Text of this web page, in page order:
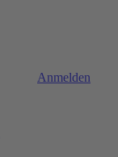
Anmelden